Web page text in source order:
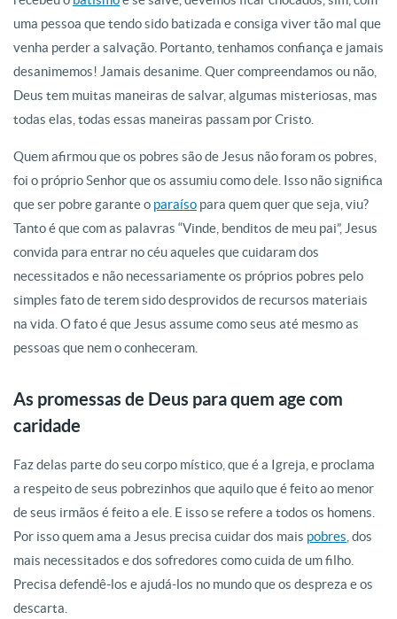
uma pessoa que tendo sido batizada e consiga viver tão mal que
venha perder a salvação. Portanto, tenhamos confiança e jamais
desanimemos! Jamais desanime. Quer compreendamos ou não,
Deus tem muitas maneiras de salvar, algumas misteriosas, mas
todas elas, todas essas maneiras passam por Cristo.
Quem afirmou que os pobres são de Jesus não foram os pobres,
foi o próprio Senhor que os assumiu como dele. Isso não significa
que ser pobre garante o paraíso para quem quer que seja, viu?
Tanto é que com as palavras “Vinde, benditos de meu pai”, Jesus
convida para entrar no céu aqueles que cuidaram dos
necessitados e não necessariamente os próprios pobres pelo
simples fato de terem sido desprovidos de recursos materiais
na vida. O fato é que Jesus assume como seus até mesmo as
pessoas que nem o conheceram.
As promessas de Deus para quem age com
caridade
Faz delas parte do seu corpo místico, que é a Igreja, e proclama
a respeito de seus pobrezinhos que aquilo que é feito ao menor
de seus irmãos é feito a ele. E isso se refere a todos os homens.
Por isso quem ama a Jesus precisa cuidar dos mais pobres , dos
mais necessitados e dos sofredores como cuida de um filho.
Precisa defendê-los e ajudá-los no mundo que os despreza e os
descarta.